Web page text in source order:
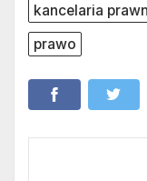
kancelaria
prawo